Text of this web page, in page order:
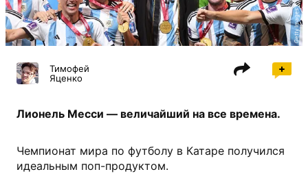
Getty Images
Тимофей
Яценко
Лионель Месси — величайший на все времена.
Чемпионат мира по футболу в Катаре получился
идеальным поп-продуктом.